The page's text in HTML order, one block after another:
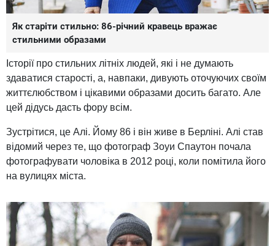
Як старіти стильно: 86-річний кравець вражає
стильними образами
Історії про стильних літніх людей, які і не думають
здаватися старості, а, навпаки, дивують оточуючих своїм
життєлюбством і цікавими образами досить багато. Але
цей дідусь дасть фору всім.
Зустрітися, це Алі. Йому 86 і він живе в Берліні. Алі став
відомий через те, що фотограф Зоуи Спаутон почала
фотографувати чоловіка в 2012 році, коли помітила його
на вулицях міста.